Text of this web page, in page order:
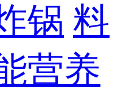
锅 料
营养